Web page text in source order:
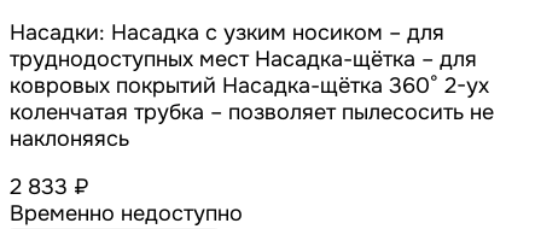
Насадки: Насадка с узким носиком – для
труднодоступных мест Насадка-щётка – для
ковровых покрытий Насадка-щётка 360° 2-ух
коленчатая трубка – позволяет пылесосить не
наклоняясь
2 833 ₽
Временно недоступно